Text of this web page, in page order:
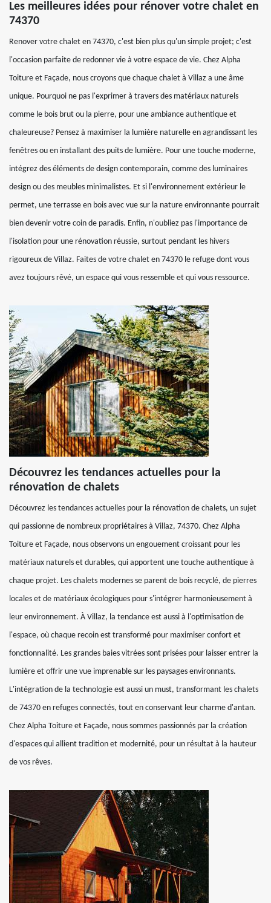
Les meilleures idées pour rénover votre chalet en
74370
Renover votre chalet en 74370, c'est bien plus qu'un simple projet; c'est
l'occasion parfaite de redonner vie à votre espace de vie. Chez Alpha
Toiture et Façade, nous croyons que chaque chalet à Villaz a une âme
unique. Pourquoi ne pas l'exprimer à travers des matériaux naturels
comme le bois brut ou la pierre, pour une ambiance authentique et
chaleureuse? Pensez à maximiser la lumière naturelle en agrandissant les
fenêtres ou en installant des puits de lumière. Pour une touche moderne,
intégrez des éléments de design contemporain, comme des luminaires
design ou des meubles minimalistes. Et si l'environnement extérieur le
permet, une terrasse en bois avec vue sur la nature environnante pourrait
bien devenir votre coin de paradis. Enfin, n'oubliez pas l'importance de
l'isolation pour une rénovation réussie, surtout pendant les hivers
rigoureux de Villaz. Faites de votre chalet en 74370 le refuge dont vous
avez toujours rêvé, un espace qui vous ressemble et qui vous ressource.
Découvrez les tendances actuelles pour la
rénovation de chalets
Découvrez les tendances actuelles pour la rénovation de chalets, un sujet
qui passionne de nombreux propriétaires à Villaz, 74370. Chez Alpha
Toiture et Façade, nous observons un engouement croissant pour les
matériaux naturels et durables, qui apportent une touche authentique à
chaque projet. Les chalets modernes se parent de bois recyclé, de pierres
locales et de matériaux écologiques pour s'intégrer harmonieusement à
leur environnement. À Villaz, la tendance est aussi à l'optimisation de
l'espace, où chaque recoin est transformé pour maximiser confort et
fonctionnalité. Les grandes baies vitrées sont prisées pour laisser entrer la
lumière et offrir une vue imprenable sur les paysages environnants.
L'intégration de la technologie est aussi un must, transformant les chalets
de 74370 en refuges connectés, tout en conservant leur charme d'antan.
Chez Alpha Toiture et Façade, nous sommes passionnés par la création
d'espaces qui allient tradition et modernité, pour un résultat à la hauteur
de vos rêves.